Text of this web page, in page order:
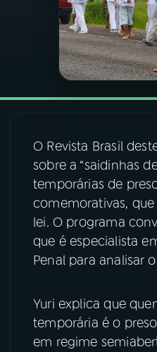
PROGRAMAS
PODCASTS
07ÚLTIMAS
FESTIVAL DE MÚSICA
ACOMPANHE A RÁDIO
Instagram
TikTok
O Revista Brasil
sobre a “saidinhas
temporárias de
comemorativas,
lei. O programa
que é especialista
Penal para analisar
Yuri explica que
temporária é o
em regime